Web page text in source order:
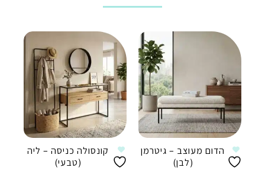
הדום מעוצב – גיטרמן
(לבן)
קונסולה כניסה – ליה
(טבעי)